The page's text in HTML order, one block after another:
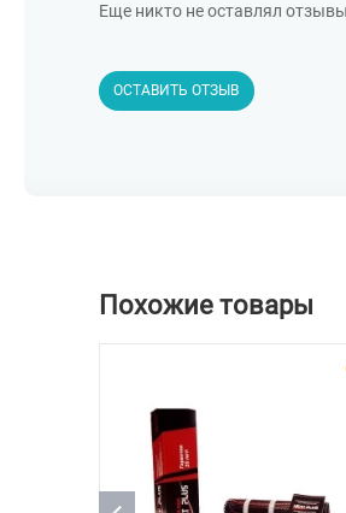
Еще никто не оставлял
ОСТАВИТЬ ОТЗЫВ
Похожие товары